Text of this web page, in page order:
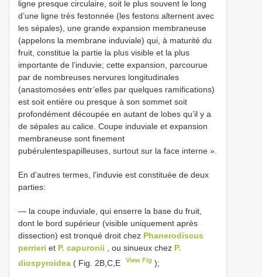
ligne presque circulaire, soit le plus souvent le long
d’une ligne très festonnée (les festons alternent avec
les sépales), une grande expansion membraneuse
(appelons la membrane induviale) qui, à maturité du
fruit, constitue la partie la plus visible et la plus
importante de l’induvie; cette expansion, parcourue
par de nombreuses nervures longitudinales
(anastomosées entr’elles par quelques ramifications)
est soit entière ou presque à son sommet soit
profondément découpée en autant de lobes qu’il y a
de sépales au calice. Coupe induviale et expansion
membraneuse sont finement
pubérulentespapilleuses, surtout sur la face interne ».
En d’autres termes, l’induvie est constituée de deux
parties:
— la coupe induviale, qui enserre la base du fruit,
dont le bord supérieur (visible uniquement après
dissection) est tronqué droit chez Phanerodiscus
perrieri et P. capuronii , ou sinueux chez P.
diospyroidea ( Fig. 2B,C,E View Fig );